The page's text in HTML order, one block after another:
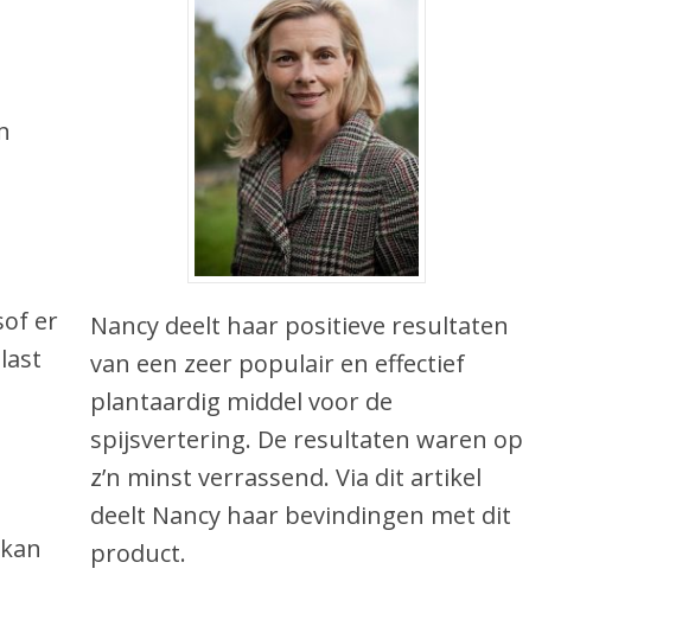
er
Nancy deelt haar positieve resultaten
van een zeer populair en effectief
plantaardig middel voor de
spijsvertering. De resultaten waren op
z’n minst verrassend. Via dit artikel
deelt Nancy haar bevindingen met dit
product.